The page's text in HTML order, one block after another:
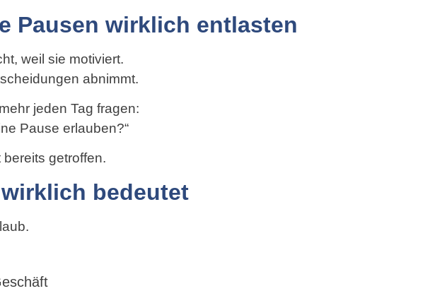
Pausen wirklich entlasten
weil sie motiviert.
abnimmt.
jeden Tag fragen:
Pause erlauben?“
getroffen.
bedeutet